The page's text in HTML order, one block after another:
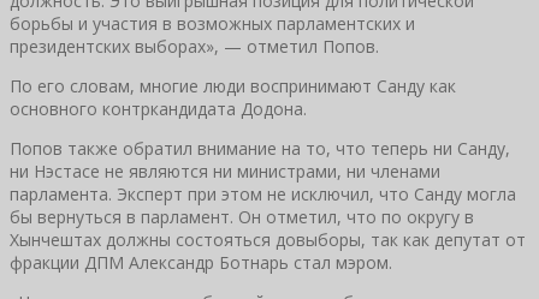
борьбы и участия в возможных парламентских и
президентских выборах», — отметил Попов.
По его словам, многие люди воспринимают Санду как
основного контркандидата Додона.
Попов также обратил внимание на то, что теперь ни Санду,
ни Нэстасе не являются ни министрами, ни членами
парламента. Эксперт при этом не исключил, что Санду могла
бы вернуться в парламент. Он отметил, что по округу в
Хынчештах должны состояться довыборы, так как депутат от
фракции ДПМ Александр Ботнарь стал мэром.